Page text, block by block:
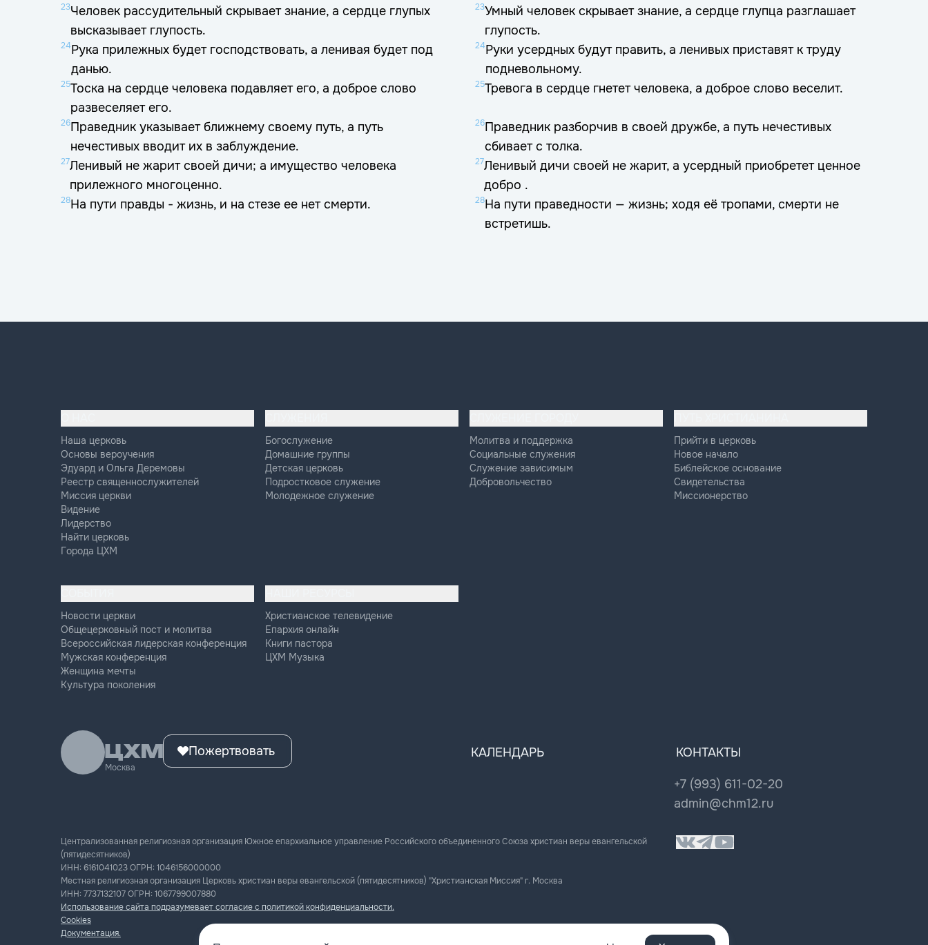
23Человек рассудительный скрывает знание, а сердце глупых
высказывает глупость.
23Умный человек скрывает знание, а сердце глупца разглашает
глупость.
24Рука прилежных будет господствовать, а ленивая будет под
данью.
24Руки усердных будут править, а ленивых приставят к труду
подневольному.
25Тоска на сердце человека подавляет его, а доброе слово
развеселяет его.
25Тревога в сердце гнетет человека, а доброе слово веселит.
26Праведник указывает ближнему своему путь, а путь
нечестивых вводит их в заблуждение.
26Праведник разборчив в своей дружбе, а путь нечестивых
сбивает с толка.
27Ленивый не жарит своей дичи; а имущество человека
прилежного многоценно.
27Ленивый дичи своей не жарит, а усердный приобретет ценное
добро .
28На пути правды - жизнь, и на стезе ее нет смерти. 28На пути праведности — жизнь; ходя её тропами, смерти не
встретишь.
Наша церковь
Основы вероучения
Эдуард и Ольга Деремовы
Реестр священнослужителей
Миссия церкви
Видение
Лидерство
Найти церковь
Города ЦХМ
Богослужение
Домашние группы
Детская церковь
Подростковое служение
Молодежное служение
Молитва и поддержка
Социальные служения
Служение зависимым
Добровольчество
Прийти в церковь
Новое начало
Библейское основание
Свидетельства
Миссионерство
Новости церкви
Общецерковный пост и молитва
Всероссийская лидерская конференция
Мужская конференция
Женщина мечты
Культура поколения
Христианское телевидение
Епархия онлайн
Книги пастора
ЦХМ Музыка
Москва
Пожертвовать КАЛЕНДАРЬ КОНТАКТЫ
+7 (993) 611-02-20
admin@chm12.ru
Централизованная религиозная организация Южное епархиальное управление Российского объединенного Союза христиан веры евангельской
(пятидесятников)
ИНН: 6161041023ОГРН: 1046156000000
Местная религиозная организация Церковь христиан веры евангельской (пятидесятников) "Христианская Миссия" г. Москва
ИНН: 7737132107ОГРН: 1067799007880
Использование сайта подразумевает согласие с политикой конфиденциальности.
Cookies
Документация.